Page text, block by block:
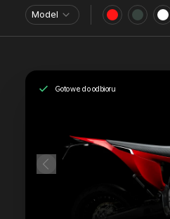
Model
Gotowe do odbioru